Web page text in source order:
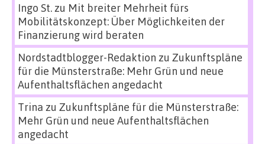
Ingo St.zu Mit breiter Mehrheit fürs
Mobilitätskonzept: Über Möglichkeiten der
Finanzierung wird beraten
Nordstadtblogger-Redaktion zu Zukunftspläne
für die Münsterstraße: Mehr Grün und neue
Aufenthaltsflächen angedacht
Trina zu Zukunftspläne für die Münsterstraße:
Mehr Grün und neue Aufenthaltsflächen
angedacht